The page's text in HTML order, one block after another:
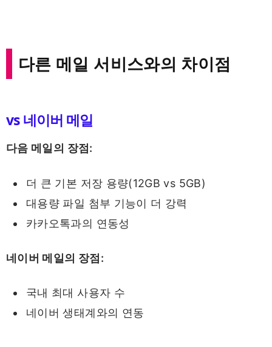
다른 메일 서비스와의 차이점
vs 네이버 메일
다음 메일의 장점:
더 큰 기본 저장 용량(12GB vs 5GB)
대용량 파일 첨부 기능이 더 강력
카카오톡과의 연동성
네이버 메일의 장점:
국내 최대 사용자 수
네이버 생태계와의 연동